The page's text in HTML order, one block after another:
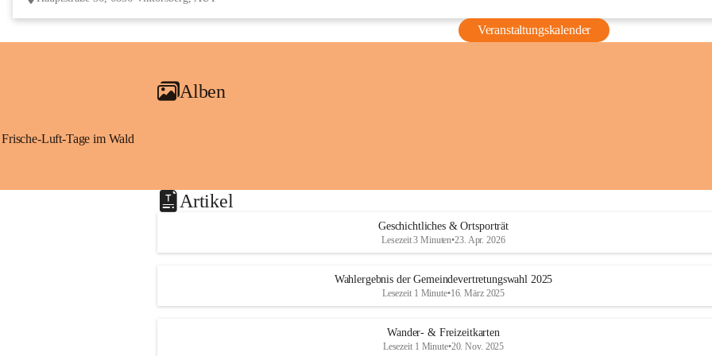
Veranstaltungskalender
Alben
Frische-Luft-Tage im Wald
Artikel
Geschichtliches & Ortsporträt
Lesezeit 3 Minuten•23. Apr. 2026
Wahlergebnis der Gemeindevertretungswahl 2025
Lesezeit 1 Minute•16. März 2025
Wander- & Freizeitkarten
Lesezeit 1 Minute•20. Nov. 2025